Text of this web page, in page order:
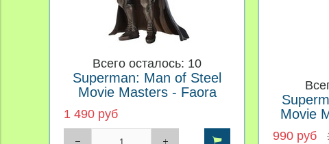
Всего осталось: 10
Superman: Man of Steel
Movie Masters - Faora
1 490 руб
Movie
990 руб